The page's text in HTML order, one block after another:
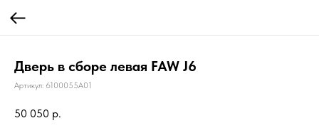
Дверь в сборе левая FAW J6
Артикул: 6100055A01
50 050 р.